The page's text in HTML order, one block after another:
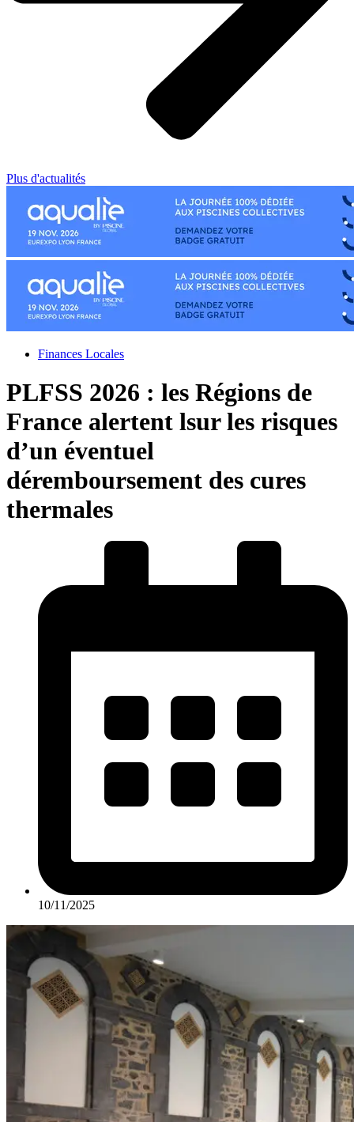
Plus d'actualités
Finances Locales
PLFSS 2026 : les Régions de
France alertent lsur les risques
d’un éventuel
déremboursement des cures
thermales
10/11/2025